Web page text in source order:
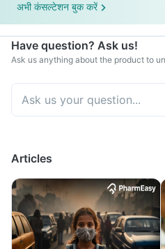
अभी कंसल्टेशन बुक करें
Have question? Ask us!
Ask us anything about the product to
Articles